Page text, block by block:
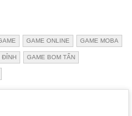
GAME ONLINE GAME MOBA
ĐỈNH GAME BOM TẤN